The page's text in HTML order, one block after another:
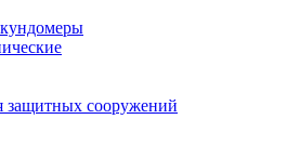
защитных сооружений